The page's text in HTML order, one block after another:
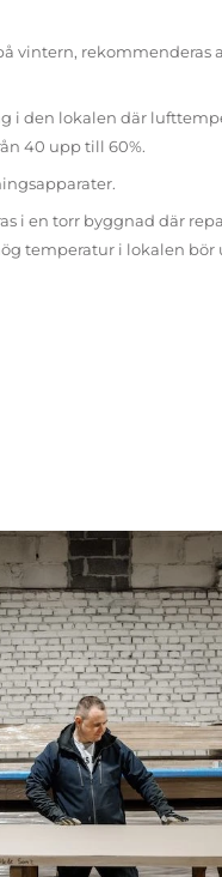
vintern, rekommenderas
i den lokalen där
40 upp till 60%.
i en torr byggnad där
temperatur i lokalen bör